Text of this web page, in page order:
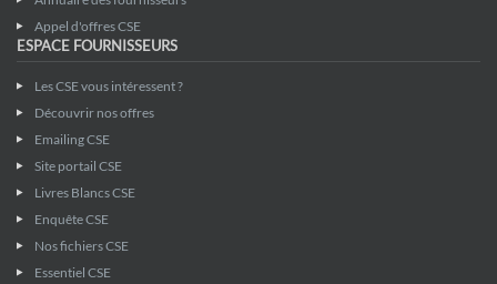
Appel d'offres CSE
ESPACE FOURNISSEURS
Les CSE vous intéressent ?
Découvrir nos offres
Emailing CSE
Site portail CSE
Livres Blancs CSE
Enquête CSE
Nos fichiers CSE
Essentiel CSE